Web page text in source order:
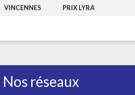
VINCENNES PRIX LYRA
Nos réseaux